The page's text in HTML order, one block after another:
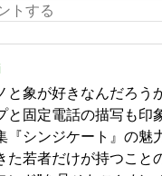
と象が好きなんだろう
と固定電話の描写も印
『シンジケート』の魅
た若者だけが持つこと